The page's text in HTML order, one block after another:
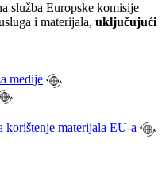
služba Europske komisije
i materijala, uključujući
medije
korištenje materijala EU-a